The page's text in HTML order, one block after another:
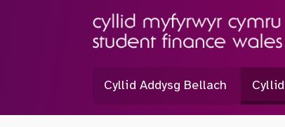
Cyllid Addysg Bellach